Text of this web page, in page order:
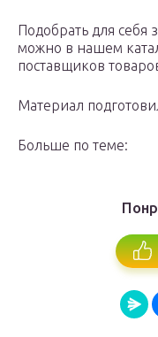
Подобрать для
можно в нашем
поставщиков
Материал
Больше по теме: